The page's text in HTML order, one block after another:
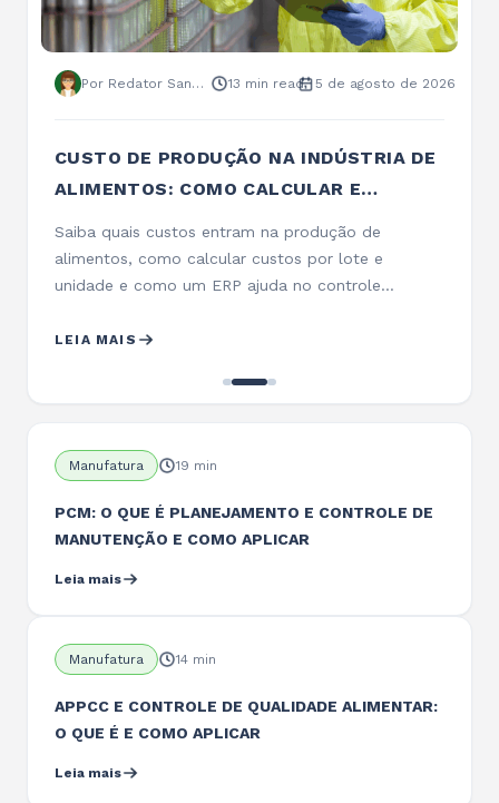
Por Redator Sankhya 13 min read 5 de agosto de 2026
CUSTO DE PRODUÇÃO NA INDÚSTRIA DE
ALIMENTOS: COMO CALCULAR E
Saiba quais custos entram na produção de
alimentos, como calcular custos por lote e
unidade e como um ERP ajuda no controle…
LEIA MAIS
Manufatura 19 min
PCM: O QUE É PLANEJAMENTO E CONTROLE DE
MANUTENÇÃO E COMO APLICAR
Leia mais
Manufatura 14 min
APPCC E CONTROLE DE QUALIDADE ALIMENTAR:
O QUE É E COMO APLICAR
Leia mais